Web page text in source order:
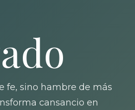
fe, sino hambre de más
cansancio en